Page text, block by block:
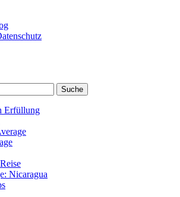
Erfüllung
Nicaragua